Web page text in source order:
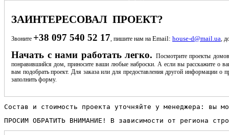
ЗАИНТЕРЕСОВАЛ ПРОЕКТ?
Звоните +38 097 540 52 17 , пишите нам на Email: house-d@mail.ua ,
Начать с нами работать легко. Посмотрите проекты
понравившийся дом, приносите ваши любые наброски. А если вы расскажите о
вам подобрать проект. Для заказа или для предоставления другой информации о
заполнить форму.
Состав и стоимость проекта уточняйте у менеджера:
ПРОСИМ ОБРАТИТЬ ВНИМАНИЕ! В зависимости от региона